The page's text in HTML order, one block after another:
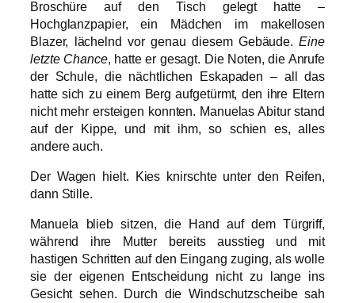
Broschüre auf den Tisch gelegt hatte –
Hochglanzpapier, ein Mädchen im makellosen
Blazer, lächelnd vor genau diesem Gebäude.Eine
letzte Chance, hatte er gesagt. Die Noten, die Anrufe
der Schule, die nächtlichen Eskapaden – all das
hatte sich zu einem Berg aufgetürmt, den ihre Eltern
nicht mehr ersteigen konnten. Manuelas Abitur stand
auf der Kippe, und mit ihm, so schien es, alles
andere auch.
Der Wagen hielt. Kies knirschte unter den Reifen,
dann Stille.
Manuela blieb sitzen, die Hand auf dem Türgriff,
während ihre Mutter bereits ausstieg und mit
hastigen Schritten auf den Eingang zuging, als wolle
sie der eigenen Entscheidung nicht zu lange ins
Gesicht sehen. Durch die Windschutzscheibe sah